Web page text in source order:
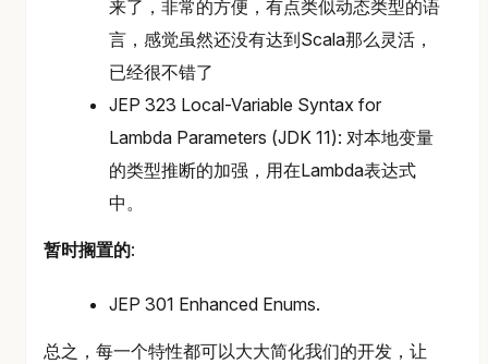
来了，非常的方便，有点类似动态类型的语
言，感觉虽然还没有达到Scala那么灵活，
已经很不错了
JEP 323 Local-Variable Syntax for
Lambda Parameters (JDK 11): 对本地变量
的类型推断的加强，用在Lambda表达式
中。
暂时搁置的:
JEP 301 Enhanced Enums.
总之，每一个特性都可以大大简化我们的开发，让